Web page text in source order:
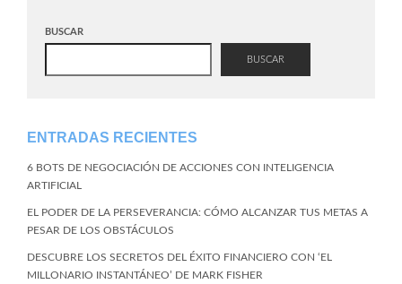
BUSCAR
BUSCAR
ENTRADAS RECIENTES
6 BOTS DE NEGOCIACIÓN DE ACCIONES CON INTELIGENCIA
ARTIFICIAL
EL PODER DE LA PERSEVERANCIA: CÓMO ALCANZAR TUS METAS A
PESAR DE LOS OBSTÁCULOS
DESCUBRE LOS SECRETOS DEL ÉXITO FINANCIERO CON ‘EL
MILLONARIO INSTANTÁNEO’ DE MARK FISHER